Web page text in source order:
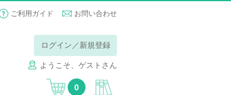
ご利用ガイド お問い合わせ
ログイン／新規登録
ようこそ、ゲストさん
0